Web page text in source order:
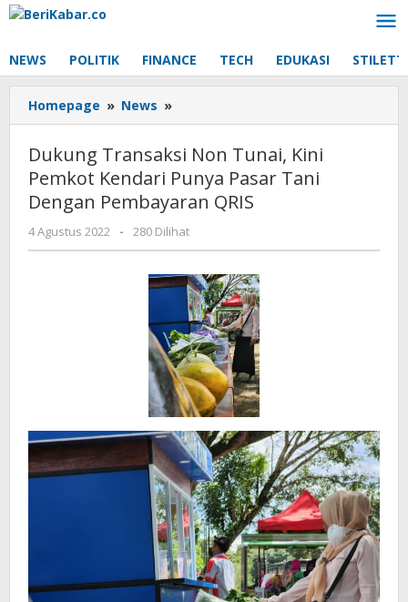
Lewati
NEWS POLITIK FINANCE TECH EDUKASI
Homepage » News »
Transaksi
Tunai,
Kini
Pemkot
Punya
Pasar
Tani
Dengan
Pembayaran
QRIS
Dukung Transaksi Non Tunai, Kini
Pemkot Kendari Punya Pasar Tani
Dengan Pembayaran QRIS
4 Agustus 2022
oleh
Beri
- 280 Dilihat